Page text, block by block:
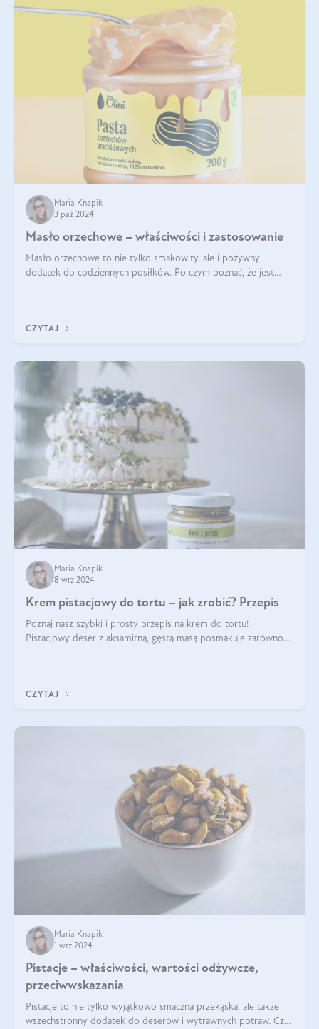
Maria Knapik
3 paź 2024
Masło orzechowe – właściwości i zastosowanie
Masło orzechowe to nie tylko smakowity, ale i pożywny
dodatek do codziennych posiłków. Po czym poznać, że jest
CZYTAJ
Maria Knapik
8 wrz 2024
Krem pistacjowy do tortu – jak zrobić? Przepis
Poznaj nasz szybki i prosty przepis na krem do tortu!
Pistacjowy deser z aksamitną, gęstą masą posmakuje zarówno
CZYTAJ
Maria Knapik
1 wrz 2024
Pistacje – właściwości, wartości odżywcze,
przeciwwskazania
Pistacje to nie tylko wyjątkowo smaczna przekąska, ale także
wszechstronny dodatek do deserów i wytrawnych potraw. Czy